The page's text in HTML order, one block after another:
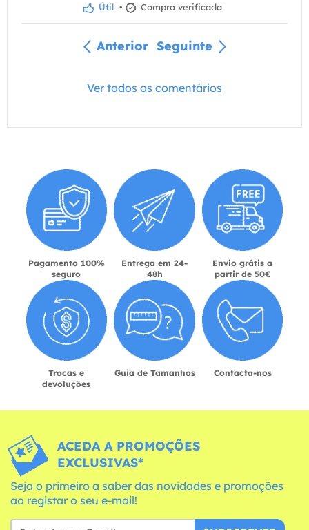
Útil • Compra verificada
Anterior Seguinte
Ver todos os comentários
Pagamento 100%
seguro
Entrega em 24-
48h
Envio grátis a
partir de 50€
Trocas e
devoluções
Guia de Tamanhos Contacta-nos
ACEDA A PROMOÇÕES
EXCLUSIVAS*
Seja o primeiro a saber das novidades e promoções
ao registar o seu e-mail!